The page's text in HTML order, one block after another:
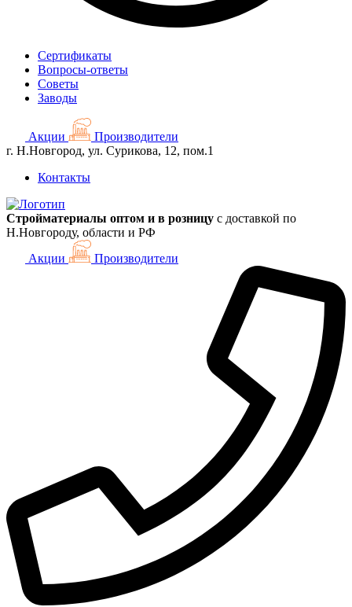
Сертификаты
Вопросы-ответы
Советы
Заводы
Акции
Производители
г. Н.Новгород, ул. Сурикова, 12, пом.1
Контакты
Стройматериалы оптом и в розницу с доставкой по
Н.Новгороду, области и РФ
Акции
Производители